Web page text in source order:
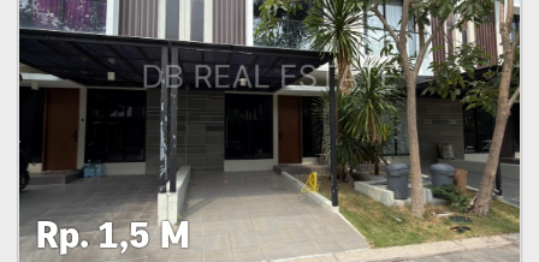
Rp. 1,5 M